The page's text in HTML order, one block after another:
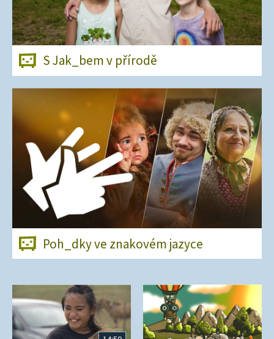
S Jak_bem v přírodě
Poh_dky ve znakovém jazyce